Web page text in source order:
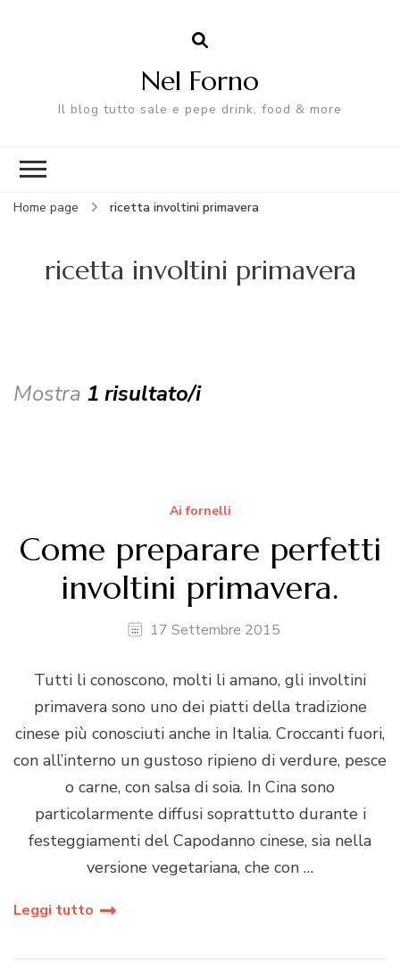
Nel Forno
Il blog tutto sale e pepe drink, food & more
Home page ricetta involtini primavera
ricetta involtini primavera
Mostra 1 risultato/i
Ai fornelli
Come preparare perfetti
involtini primavera.
17 Settembre 2015
Tutti li conoscono, molti li amano, gli involtini
primavera sono uno dei piatti della tradizione
cinese più conosciuti anche in Italia. Croccanti fuori,
con all’interno un gustoso ripieno di verdure, pesce
o carne, con salsa di soia. In Cina sono
particolarmente diffusi soprattutto durante i
festeggiamenti del Capodanno cinese, sia nella
versione vegetariana, che con …
Leggi tutto